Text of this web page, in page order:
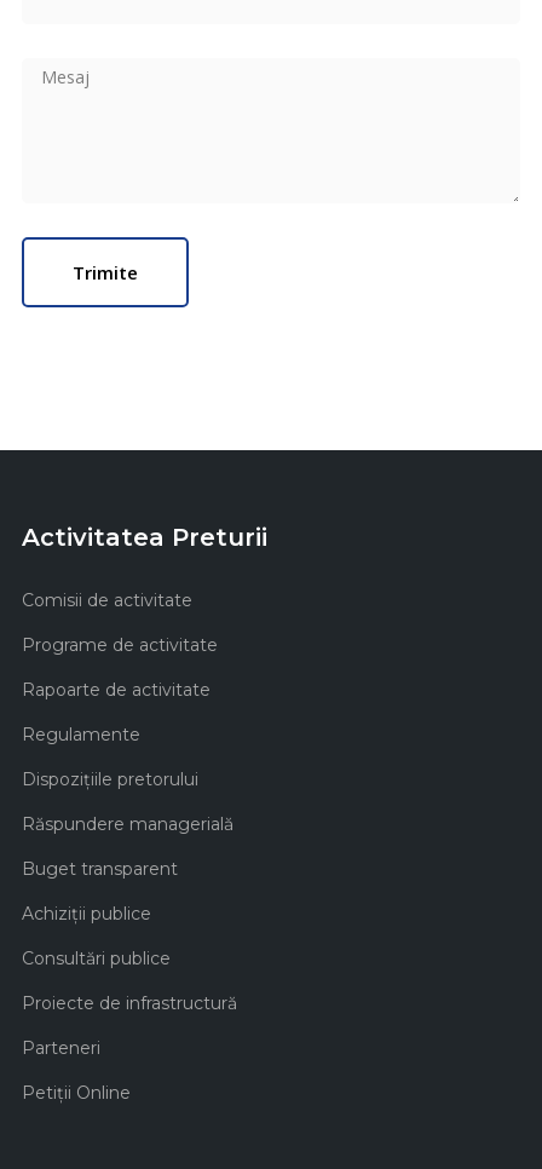
Activitatea Preturii
Comisii de activitate
Programe de activitate
Rapoarte de activitate
Regulamente
Dispozițiile pretorului
Răspundere managerială
Buget transparent
Achiziţii publice
Consultări publice
Proiecte de infrastructură
Parteneri
Petiții Online